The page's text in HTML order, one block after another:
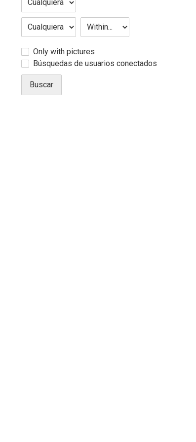
Only with pictures
Búsquedas de usuarios conectados